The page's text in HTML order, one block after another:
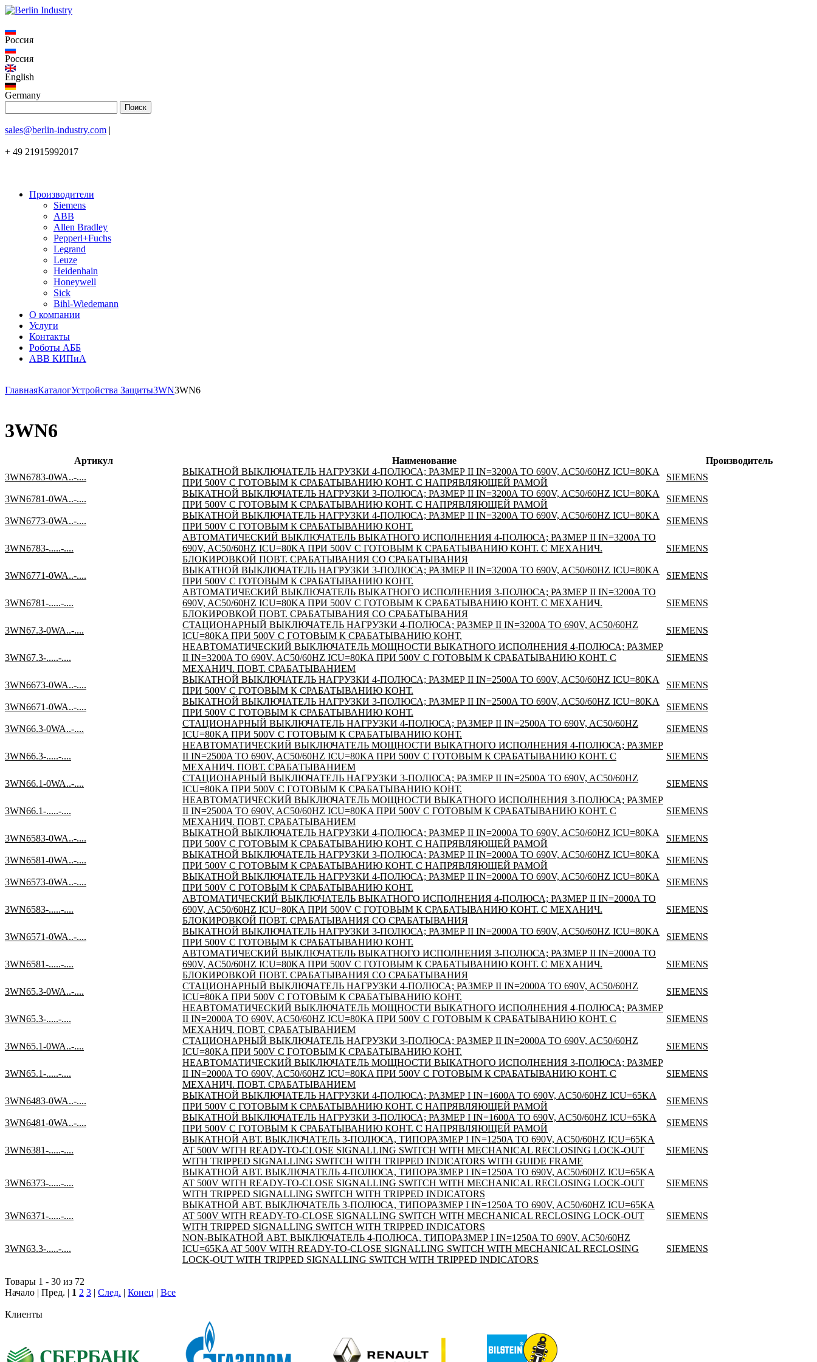
Россия
Россия
English
Germany
sales@berlin-industry.com |
+ 49 21915992017
Производители
Siemens
ABB
Allen Bradley
Pepperl+Fuchs
Legrand
Leuze
Heidenhain
Honeywell
Sick
Bihl-Wiedemann
О компании
Услуги
Контакты
Роботы АББ
ABB КИПиА
ГлавнаяКаталогУстройства Защиты3WN3WN6
3WN6
Артикул Наименование
Производитель
3WN6783-0WA..-....
ВЫКАТНОЙ ВЫКЛЮЧАТЕЛЬ НАГРУЗКИ 4-ПОЛЮСА; РАЗМЕР II IN=3200A TO 690V, AC50/60HZ ICU=80KA
ПРИ 500V С ГОТОВЫМ К СРАБАТЫВАНИЮ КОНТ. С НАПРЯВЛЯЮЩЕЙ РАМОЙ
SIEMENS
3WN6781-0WA..-....
ВЫКАТНОЙ ВЫКЛЮЧАТЕЛЬ НАГРУЗКИ 3-ПОЛЮСА; РАЗМЕР II IN=3200A TO 690V, AC50/60HZ ICU=80KA
ПРИ 500V С ГОТОВЫМ К СРАБАТЫВАНИЮ КОНТ. С НАПРЯВЛЯЮЩЕЙ РАМОЙ
SIEMENS
3WN6773-0WA..-....
ВЫКАТНОЙ ВЫКЛЮЧАТЕЛЬ НАГРУЗКИ 4-ПОЛЮСА; РАЗМЕР II IN=3200A TO 690V, AC50/60HZ ICU=80KA
ПРИ 500V С ГОТОВЫМ К СРАБАТЫВАНИЮ КОНТ.
SIEMENS
3WN6783-.....-....
АВТОМАТИЧЕСКИЙ ВЫКЛЮЧАТЕЛЬ ВЫКАТНОГО ИСПОЛНЕНИЯ 4-ПОЛЮСА; РАЗМЕР II IN=3200A TO
690V, AC50/60HZ ICU=80KA ПРИ 500V С ГОТОВЫМ К СРАБАТЫВАНИЮ КОНТ. С МЕХАНИЧ.
БЛОКИРОВКОЙ ПОВТ. СРАБАТЫВАНИЯ СО СРАБАТЫВАНИЯ
SIEMENS
3WN6771-0WA..-....
ВЫКАТНОЙ ВЫКЛЮЧАТЕЛЬ НАГРУЗКИ 3-ПОЛЮСА; РАЗМЕР II IN=3200A TO 690V, AC50/60HZ ICU=80KA
ПРИ 500V С ГОТОВЫМ К СРАБАТЫВАНИЮ КОНТ.
SIEMENS
3WN6781-.....-....
АВТОМАТИЧЕСКИЙ ВЫКЛЮЧАТЕЛЬ ВЫКАТНОГО ИСПОЛНЕНИЯ 3-ПОЛЮСА; РАЗМЕР II IN=3200A TO
690V, AC50/60HZ ICU=80KA ПРИ 500V С ГОТОВЫМ К СРАБАТЫВАНИЮ КОНТ. С МЕХАНИЧ.
БЛОКИРОВКОЙ ПОВТ. СРАБАТЫВАНИЯ СО СРАБАТЫВАНИЯ
SIEMENS
3WN67.3-0WA..-....
СТАЦИОНАРНЫЙ ВЫКЛЮЧАТЕЛЬ НАГРУЗКИ 4-ПОЛЮСА; РАЗМЕР II IN=3200A TO 690V, AC50/60HZ
ICU=80KA ПРИ 500V С ГОТОВЫМ К СРАБАТЫВАНИЮ КОНТ.
SIEMENS
3WN67.3-.....-....
НЕАВТОМАТИЧЕСКИЙ ВЫКЛЮЧАТЕЛЬ МОЩНОСТИ ВЫКАТНОГО ИСПОЛНЕНИЯ 4-ПОЛЮСА; РАЗМЕР
II IN=3200A TO 690V, AC50/60HZ ICU=80KA ПРИ 500V С ГОТОВЫМ К СРАБАТЫВАНИЮ КОНТ. С
МЕХАНИЧ. ПОВТ. СРАБАТЫВАНИЕМ
SIEMENS
3WN6673-0WA..-....
ВЫКАТНОЙ ВЫКЛЮЧАТЕЛЬ НАГРУЗКИ 4-ПОЛЮСА; РАЗМЕР II IN=2500A TO 690V, AC50/60HZ ICU=80KA
ПРИ 500V С ГОТОВЫМ К СРАБАТЫВАНИЮ КОНТ.
SIEMENS
3WN6671-0WA..-....
ВЫКАТНОЙ ВЫКЛЮЧАТЕЛЬ НАГРУЗКИ 3-ПОЛЮСА; РАЗМЕР II IN=2500A TO 690V, AC50/60HZ ICU=80KA
ПРИ 500V С ГОТОВЫМ К СРАБАТЫВАНИЮ КОНТ.
SIEMENS
3WN66.3-0WA..-....
СТАЦИОНАРНЫЙ ВЫКЛЮЧАТЕЛЬ НАГРУЗКИ 4-ПОЛЮСА; РАЗМЕР II IN=2500A TO 690V, AC50/60HZ
ICU=80KA ПРИ 500V С ГОТОВЫМ К СРАБАТЫВАНИЮ КОНТ.
SIEMENS
3WN66.3-.....-....
НЕАВТОМАТИЧЕСКИЙ ВЫКЛЮЧАТЕЛЬ МОЩНОСТИ ВЫКАТНОГО ИСПОЛНЕНИЯ 4-ПОЛЮСА; РАЗМЕР
II IN=2500A TO 690V, AC50/60HZ ICU=80KA ПРИ 500V С ГОТОВЫМ К СРАБАТЫВАНИЮ КОНТ. С
МЕХАНИЧ. ПОВТ. СРАБАТЫВАНИЕМ
SIEMENS
3WN66.1-0WA..-....
СТАЦИОНАРНЫЙ ВЫКЛЮЧАТЕЛЬ НАГРУЗКИ 3-ПОЛЮСА; РАЗМЕР II IN=2500A TO 690V, AC50/60HZ
ICU=80KA ПРИ 500V С ГОТОВЫМ К СРАБАТЫВАНИЮ КОНТ.
SIEMENS
3WN66.1-.....-....
НЕАВТОМАТИЧЕСКИЙ ВЫКЛЮЧАТЕЛЬ МОЩНОСТИ ВЫКАТНОГО ИСПОЛНЕНИЯ 3-ПОЛЮСА; РАЗМЕР
II IN=2500A TO 690V, AC50/60HZ ICU=80KA ПРИ 500V С ГОТОВЫМ К СРАБАТЫВАНИЮ КОНТ. С
МЕХАНИЧ. ПОВТ. СРАБАТЫВАНИЕМ
SIEMENS
3WN6583-0WA..-....
ВЫКАТНОЙ ВЫКЛЮЧАТЕЛЬ НАГРУЗКИ 4-ПОЛЮСА; РАЗМЕР II IN=2000A TO 690V, AC50/60HZ ICU=80KA
ПРИ 500V С ГОТОВЫМ К СРАБАТЫВАНИЮ КОНТ. С НАПРЯВЛЯЮЩЕЙ РАМОЙ
SIEMENS
3WN6581-0WA..-....
ВЫКАТНОЙ ВЫКЛЮЧАТЕЛЬ НАГРУЗКИ 3-ПОЛЮСА; РАЗМЕР II IN=2000A TO 690V, AC50/60HZ ICU=80KA
ПРИ 500V С ГОТОВЫМ К СРАБАТЫВАНИЮ КОНТ. С НАПРЯВЛЯЮЩЕЙ РАМОЙ
SIEMENS
3WN6573-0WA..-....
ВЫКАТНОЙ ВЫКЛЮЧАТЕЛЬ НАГРУЗКИ 4-ПОЛЮСА; РАЗМЕР II IN=2000A TO 690V, AC50/60HZ ICU=80KA
ПРИ 500V С ГОТОВЫМ К СРАБАТЫВАНИЮ КОНТ.
SIEMENS
3WN6583-.....-....
АВТОМАТИЧЕСКИЙ ВЫКЛЮЧАТЕЛЬ ВЫКАТНОГО ИСПОЛНЕНИЯ 4-ПОЛЮСА; РАЗМЕР II IN=2000A TO
690V, AC50/60HZ ICU=80KA ПРИ 500V С ГОТОВЫМ К СРАБАТЫВАНИЮ КОНТ. С МЕХАНИЧ.
БЛОКИРОВКОЙ ПОВТ. СРАБАТЫВАНИЯ СО СРАБАТЫВАНИЯ
SIEMENS
3WN6571-0WA..-....
ВЫКАТНОЙ ВЫКЛЮЧАТЕЛЬ НАГРУЗКИ 3-ПОЛЮСА; РАЗМЕР II IN=2000A TO 690V, AC50/60HZ ICU=80KA
ПРИ 500V С ГОТОВЫМ К СРАБАТЫВАНИЮ КОНТ.
SIEMENS
3WN6581-.....-....
АВТОМАТИЧЕСКИЙ ВЫКЛЮЧАТЕЛЬ ВЫКАТНОГО ИСПОЛНЕНИЯ 3-ПОЛЮСА; РАЗМЕР II IN=2000A TO
690V, AC50/60HZ ICU=80KA ПРИ 500V С ГОТОВЫМ К СРАБАТЫВАНИЮ КОНТ. С МЕХАНИЧ.
БЛОКИРОВКОЙ ПОВТ. СРАБАТЫВАНИЯ СО СРАБАТЫВАНИЯ
SIEMENS
3WN65.3-0WA..-....
СТАЦИОНАРНЫЙ ВЫКЛЮЧАТЕЛЬ НАГРУЗКИ 4-ПОЛЮСА; РАЗМЕР II IN=2000A TO 690V, AC50/60HZ
ICU=80KA ПРИ 500V С ГОТОВЫМ К СРАБАТЫВАНИЮ КОНТ.
SIEMENS
3WN65.3-.....-....
НЕАВТОМАТИЧЕСКИЙ ВЫКЛЮЧАТЕЛЬ МОЩНОСТИ ВЫКАТНОГО ИСПОЛНЕНИЯ 4-ПОЛЮСА; РАЗМЕР
II IN=2000A TO 690V, AC50/60HZ ICU=80KA ПРИ 500V С ГОТОВЫМ К СРАБАТЫВАНИЮ КОНТ. С
МЕХАНИЧ. ПОВТ. СРАБАТЫВАНИЕМ
SIEMENS
3WN65.1-0WA..-....
СТАЦИОНАРНЫЙ ВЫКЛЮЧАТЕЛЬ НАГРУЗКИ 3-ПОЛЮСА; РАЗМЕР II IN=2000A TO 690V, AC50/60HZ
ICU=80KA ПРИ 500V С ГОТОВЫМ К СРАБАТЫВАНИЮ КОНТ.
SIEMENS
3WN65.1-.....-....
НЕАВТОМАТИЧЕСКИЙ ВЫКЛЮЧАТЕЛЬ МОЩНОСТИ ВЫКАТНОГО ИСПОЛНЕНИЯ 3-ПОЛЮСА; РАЗМЕР
II IN=2000A TO 690V, AC50/60HZ ICU=80KA ПРИ 500V С ГОТОВЫМ К СРАБАТЫВАНИЮ КОНТ. С
МЕХАНИЧ. ПОВТ. СРАБАТЫВАНИЕМ
SIEMENS
3WN6483-0WA..-....
ВЫКАТНОЙ ВЫКЛЮЧАТЕЛЬ НАГРУЗКИ 4-ПОЛЮСА; РАЗМЕР I IN=1600A TO 690V, AC50/60HZ ICU=65KA
ПРИ 500V С ГОТОВЫМ К СРАБАТЫВАНИЮ КОНТ. С НАПРЯВЛЯЮЩЕЙ РАМОЙ
SIEMENS
3WN6481-0WA..-....
ВЫКАТНОЙ ВЫКЛЮЧАТЕЛЬ НАГРУЗКИ 3-ПОЛЮСА; РАЗМЕР I IN=1600A TO 690V, AC50/60HZ ICU=65KA
ПРИ 500V С ГОТОВЫМ К СРАБАТЫВАНИЮ КОНТ. С НАПРЯВЛЯЮЩЕЙ РАМОЙ
SIEMENS
3WN6381-.....-....
ВЫКАТНОЙ АВТ. ВЫКЛЮЧАТЕЛЬ 3-ПОЛЮСА, ТИПОРАЗМЕР I IN=1250A TO 690V, AC50/60HZ ICU=65KA
AT 500V WITH READY-TO-CLOSE SIGNALLING SWITCH WITH MECHANICAL RECLOSING LOCK-OUT
WITH TRIPPED SIGNALLING SWITCH WITH TRIPPED INDICATORS WITH GUIDE FRAME
SIEMENS
3WN6373-.....-....
ВЫКАТНОЙ АВТ. ВЫКЛЮЧАТЕЛЬ 4-ПОЛЮСА, ТИПОРАЗМЕР I IN=1250A TO 690V, AC50/60HZ ICU=65KA
AT 500V WITH READY-TO-CLOSE SIGNALLING SWITCH WITH MECHANICAL RECLOSING LOCK-OUT
WITH TRIPPED SIGNALLING SWITCH WITH TRIPPED INDICATORS
SIEMENS
3WN6371-.....-....
ВЫКАТНОЙ АВТ. ВЫКЛЮЧАТЕЛЬ 3-ПОЛЮСА, ТИПОРАЗМЕР I IN=1250A TO 690V, AC50/60HZ ICU=65KA
AT 500V WITH READY-TO-CLOSE SIGNALLING SWITCH WITH MECHANICAL RECLOSING LOCK-OUT
WITH TRIPPED SIGNALLING SWITCH WITH TRIPPED INDICATORS
SIEMENS
3WN63.3-.....-....
NON-ВЫКАТНОЙ АВТ. ВЫКЛЮЧАТЕЛЬ 4-ПОЛЮСА, ТИПОРАЗМЕР I IN=1250A TO 690V, AC50/60HZ
ICU=65KA AT 500V WITH READY-TO-CLOSE SIGNALLING SWITCH WITH MECHANICAL RECLOSING
LOCK-OUT WITH TRIPPED SIGNALLING SWITCH WITH TRIPPED INDICATORS
SIEMENS
Товары 1 - 30 из 72
Начало | Пред. | 1 2 3 | След. | Конец | Все
Клиенты